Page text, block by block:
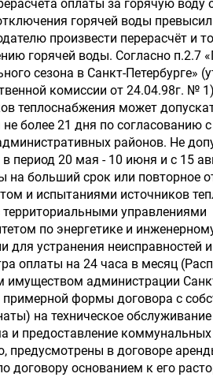
оплаты за горячую воду
горячей воды
произвести перерасчёт и
горячей воды. Согласно п.2.7
сезона в Санкт-Петербурге»
комиссии от 24.04.98г. №
теплоснабжения может
более 21 дня по согласованию с
районов. Не
период 20 мая - 10 июня и с 15
на больший срок или повторное
и испытаниями источников
территориальными управлениями
по энергетике и
устранения неисправностей
оплаты на 24 часа в месяц
имуществом администрации
формы договора с
на техническое
предоставление коммунальных
предусмотрены в договоре
договору основанием к его